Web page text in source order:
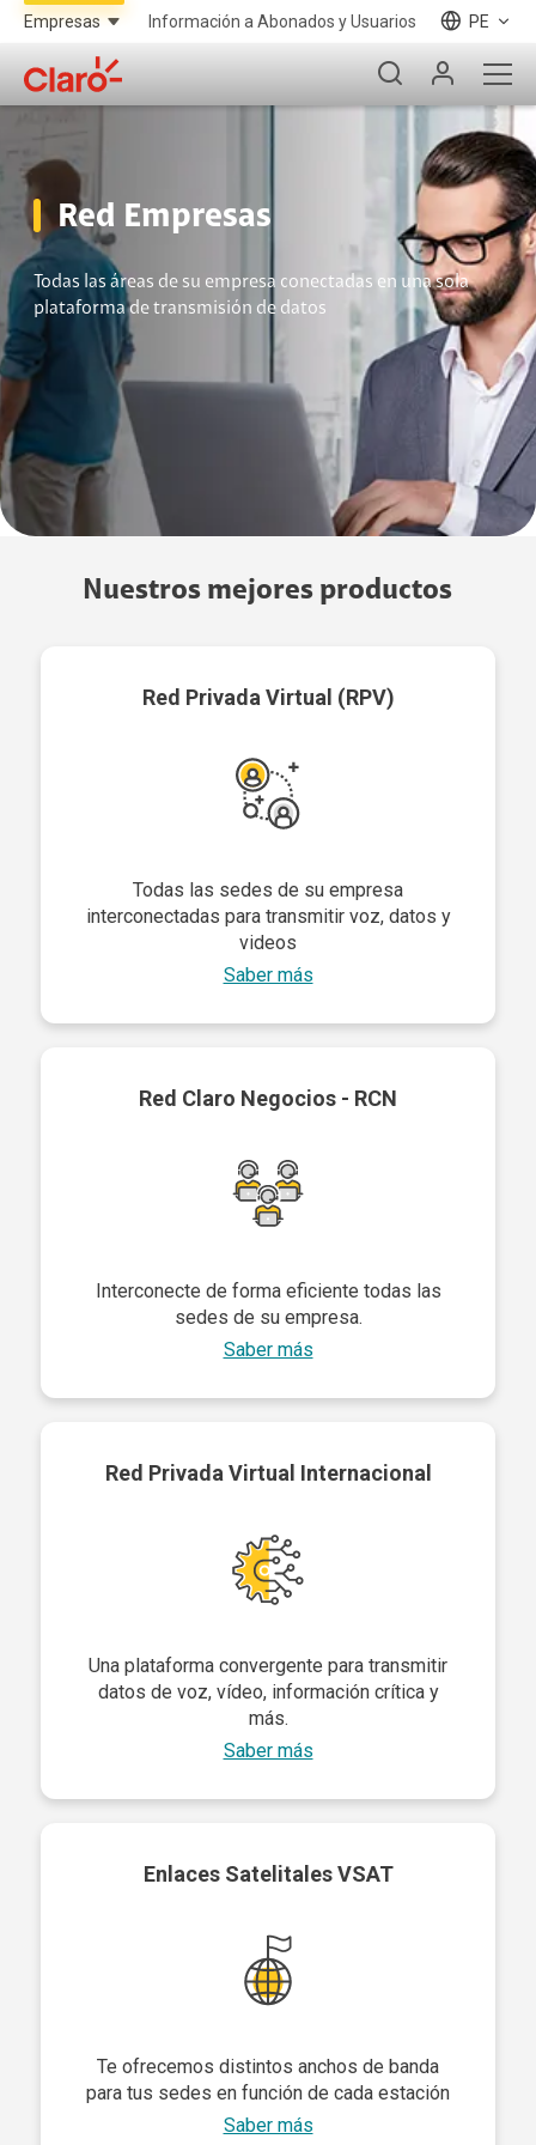
Información a Abonados y Usuarios PE
Red Empresas
Todas las áreas de su empresa conectadas en una sola
plataforma de transmisión de datos
Nuestros mejores productos
Red Privada Virtual (RPV)
Todas las sedes de su empresa
interconectadas para transmitir voz, datos y
videos
Saber más
Red Claro Negocios - RCN
Interconecte de forma eficiente todas las
sedes de su empresa.
Saber más
Red Privada Virtual Internacional
Una plataforma convergente para transmitir
datos de voz, vídeo, información crítica y
más.
Saber más
Enlaces Satelitales VSAT
Te ofrecemos distintos anchos de banda
para tus sedes en función de cada estación
Saber más